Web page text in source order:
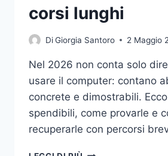
corsi lunghi
DiGiorgia Santoro 2 Maggio
Nel 2026 non conta solo
usare il computer: contano
concrete e dimostrabili.
spendibili, come provarle e
recuperarle con percorsi
COMPETENZE